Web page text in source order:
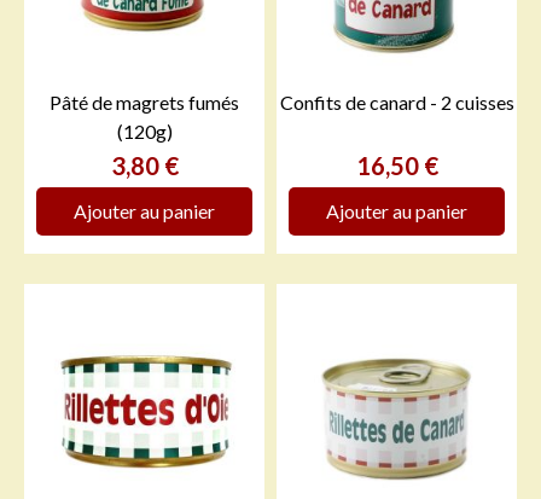
Pâté de magrets fumés
(120g)
Prix
3,80 €
Ajouter au panier
Confits de canard - 2 cuisses
Prix
16,50 €
Ajouter au panier